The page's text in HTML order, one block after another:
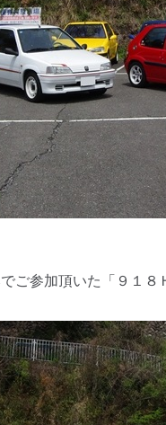
ご参加頂いた「９１